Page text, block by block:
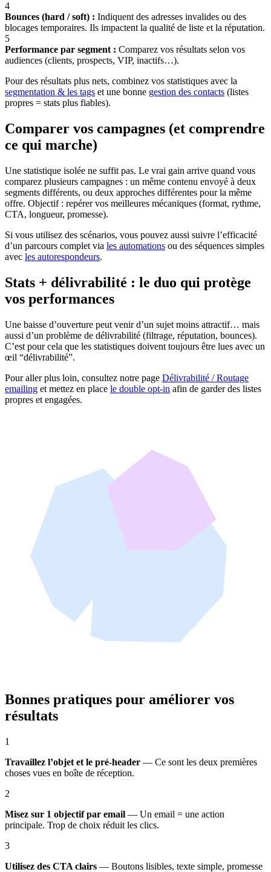
4
Bounces (hard / soft) : Indiquent des adresses invalides ou des
blocages temporaires. Ils impactent la qualité de liste et la réputation.
5
Performance par segment : Comparez vos résultats selon vos
audiences (clients, prospects, VIP, inactifs…).
Pour des résultats plus nets, combinez vos statistiques avec la
segmentation & les tags et une bonne gestion des contacts (listes
propres = stats plus fiables).
Comparer vos campagnes (et comprendre
ce qui marche)
Une statistique isolée ne suffit pas. Le vrai gain arrive quand vous
comparez plusieurs campagnes : un même contenu envoyé à deux
segments différents, ou deux approches différentes pour la même
offre. Objectif : repérer vos meilleures mécaniques (format, rythme,
CTA, longueur, promesse).
Si vous utilisez des scénarios, vous pouvez aussi suivre l’efficacité
d’un parcours complet via les automations ou des séquences simples
avec les autorespondeurs.
Stats + délivrabilité : le duo qui protège
vos performances
Une baisse d’ouverture peut venir d’un sujet moins attractif… mais
aussi d’un problème de délivrabilité (filtrage, réputation, bounces).
C’est pour cela que les statistiques doivent toujours être lues avec un
œil “délivrabilité”.
Pour aller plus loin, consultez notre page Délivrabilité / Routage
emailing et mettez en place le double opt‑in afin de garder des listes
propres et engagées.
Bonnes pratiques pour améliorer vos
résultats
1
Travaillez l’objet et le pré‑header — Ce sont les deux premières
choses vues en boîte de réception.
2
Misez sur 1 objectif par email — Un email = une action
principale. Trop de choix réduit les clics.
3
Utilisez des CTA clairs — Boutons lisibles, texte simple, promesse